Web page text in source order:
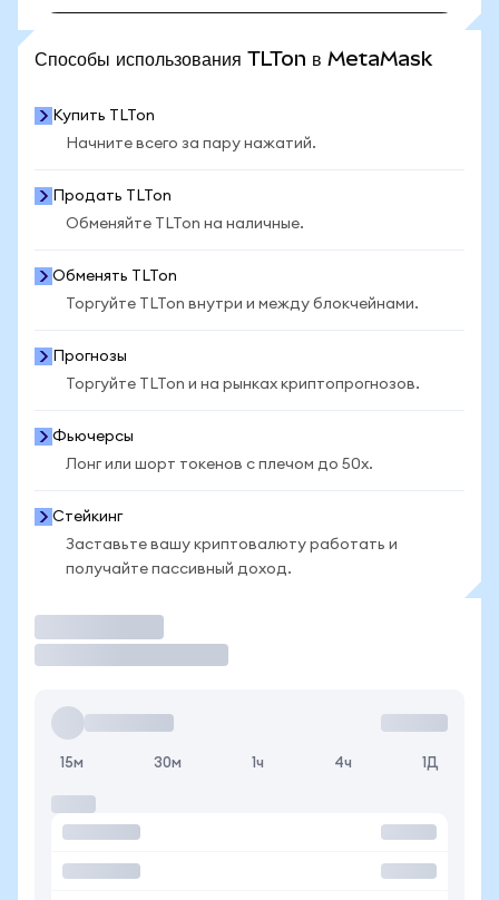
Способы использования TLTon в MetaMask
Купить TLTon
Начните всего за пару нажатий.
Продать TLTon
Обменяйте TLTon на наличные.
Обменять TLTon
Торгуйте TLTon внутри и между блокчейнами.
Прогнозы
Торгуйте TLTon и на рынках криптопрогнозов.
Фьючерсы
Лонг или шорт токенов с плечом до 50x.
Стейкинг
Заставьте вашу криптовалюту работать и
получайте пассивный доход.
15м 30м 1ч 4ч 1Д